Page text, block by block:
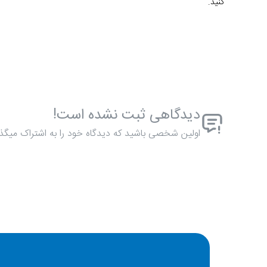
دیدگاهی ثبت نشده است!
اولین شخصی باشید که دیدگاه خود را به اشتراک